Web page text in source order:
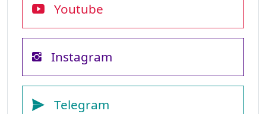
Youtube
Instagram
Telegram